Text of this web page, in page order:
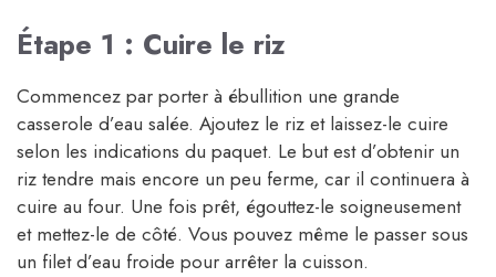
Étape 1 : Cuire le riz
Commencez par porter à ébullition une grande
casserole d’eau salée. Ajoutez le riz et laissez-le cuire
selon les indications du paquet. Le but est d’obtenir un
riz tendre mais encore un peu ferme, car il continuera à
cuire au four. Une fois prêt, égouttez-le soigneusement
et mettez-le de côté. Vous pouvez même le passer sous
un filet d’eau froide pour arrêter la cuisson.